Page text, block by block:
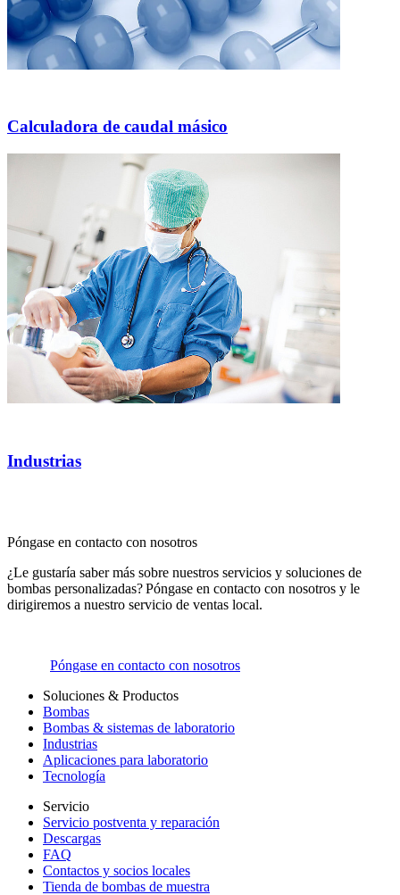
Calculadora de caudal másico
Industrias
Póngase en contacto con nosotros
¿Le gustaría saber más sobre nuestros servicios y soluciones de
bombas personalizadas? Póngase en contacto con nosotros y le
dirigiremos a nuestro servicio de ventas local.
Póngase en contacto con nosotros
Soluciones & Productos
Bombas
Bombas & sistemas de laboratorio
Industrias
Aplicaciones para laboratorio
Tecnología
Servicio
Servicio postventa y reparación
Descargas
FAQ
Contactos y socios locales
Tienda de bombas de muestra